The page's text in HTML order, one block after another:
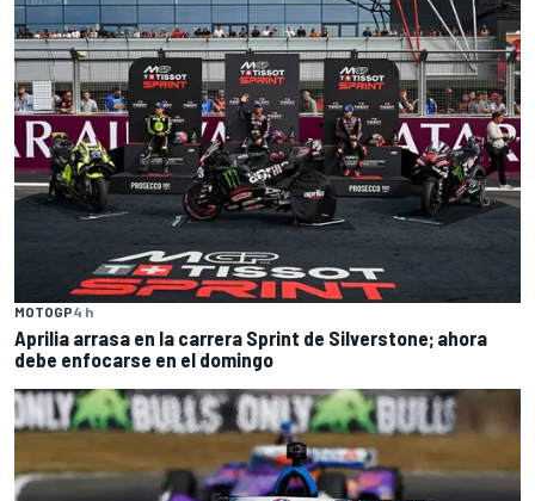
MOTOGP4 h
Aprilia arrasa en la carrera Sprint de Silverstone; ahora
debe enfocarse en el domingo